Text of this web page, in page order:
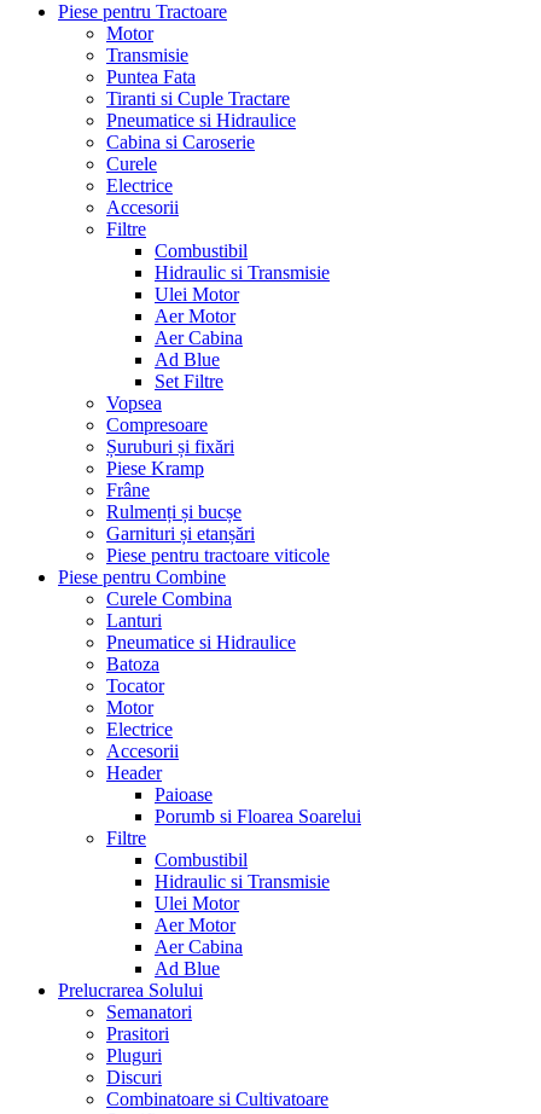
Piese pentru Tractoare
Motor
Transmisie
Puntea Fata
Tiranti si Cuple Tractare
Pneumatice si Hidraulice
Cabina si Caroserie
Curele
Electrice
Accesorii
Filtre
Combustibil
Hidraulic si Transmisie
Ulei Motor
Aer Motor
Aer Cabina
Ad Blue
Set Filtre
Vopsea
Compresoare
Șuruburi și fixări
Piese Kramp
Frâne
Rulmenți și bucșe
Garnituri și etanșări
Piese pentru tractoare viticole
Piese pentru Combine
Curele Combina
Lanturi
Pneumatice si Hidraulice
Batoza
Tocator
Motor
Electrice
Accesorii
Header
Paioase
Porumb si Floarea Soarelui
Filtre
Combustibil
Hidraulic si Transmisie
Ulei Motor
Aer Motor
Aer Cabina
Ad Blue
Prelucrarea Solului
Semanatori
Prasitori
Pluguri
Discuri
Combinatoare si Cultivatoare